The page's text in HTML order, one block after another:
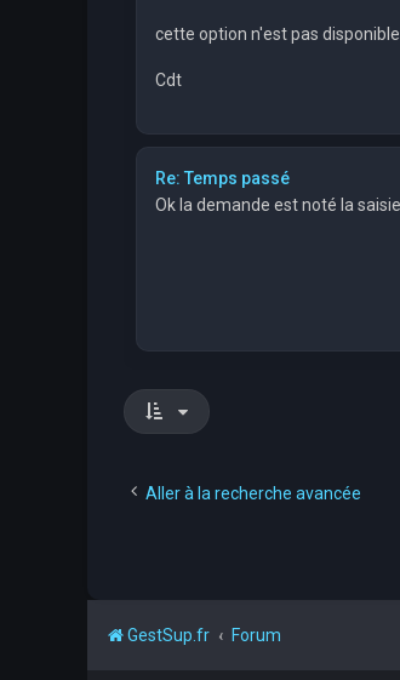
cette option n'est pas
Cdt
Re: Temps passé
Ok la demande est noté la
Aller à la recherche avancée
GestSup.fr Forum